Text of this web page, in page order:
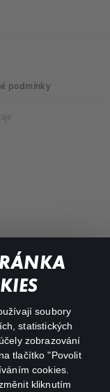
soubory
statistických
zobrazování
tlačítko "Povolit
cookies.
kliknutím
podmínky